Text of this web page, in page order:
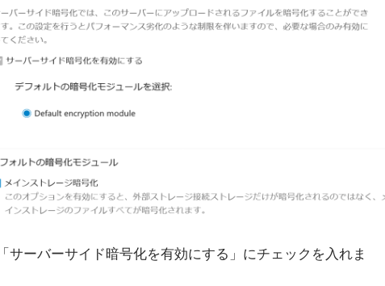
サーバーサイド暗号化を有効にする」にチェックを入れま